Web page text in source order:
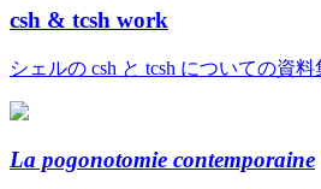
csh & tcsh work
シェルの csh と tcsh についての資料
La pogonotomie contemporaine